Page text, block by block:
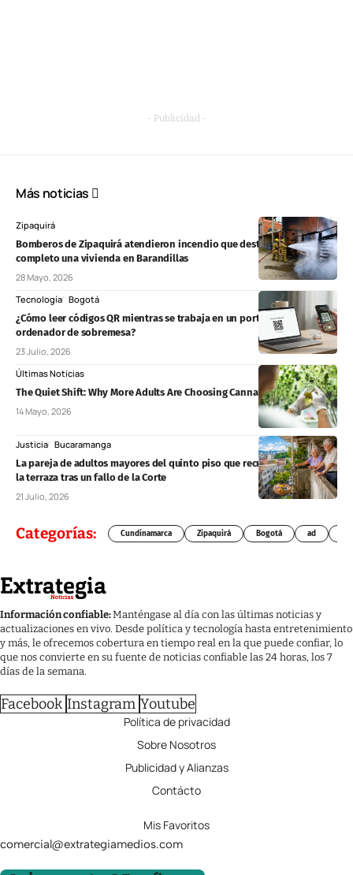
- Publicidad -
Más noticias
Zipaquirá
Bomberos de Zipaquirá atendieron incendio que destruyó por
completo una vivienda en Barandillas
28 Mayo, 2026
Tecnología Bogotá
¿Cómo leer códigos QR mientras se trabaja en un portátil o un
ordenador de sobremesa?
23 Julio, 2026
Últimas Noticias
The Quiet Shift: Why More Adults Are Choosing Cannabis Over Alcohol
14 Mayo, 2026
Justicia Bucaramanga
La pareja de adultos mayores del quinto piso que recuperó su acceso a
la terraza tras un fallo de la Corte
21 Julio, 2026
Categorías: Cundinamarca Zipaquirá Bogotá ad
Información confiable:Manténgase al día con las últimas noticias y
actualizaciones en vivo. Desde política y tecnología hasta entretenimiento
y más, le ofrecemos cobertura en tiempo real en la que puede confiar, lo
que nos convierte en su fuente de noticias confiable las 24 horas, los 7
días de la semana.
Facebook Instagram Youtube
Política de privacidad
Sobre Nosotros
Publicidad y Alianzas
Contácto
Mis Favoritos
comercial@extrategiamedios.com